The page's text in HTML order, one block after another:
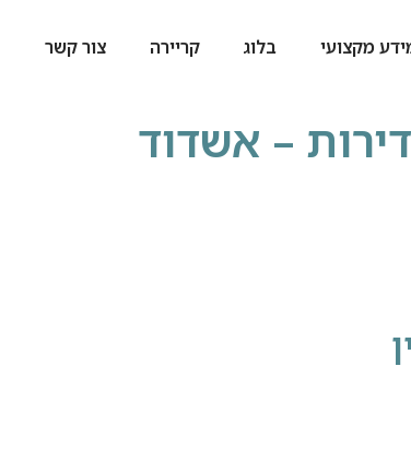
מקצועי בלוג קריירה צור קשר
– אשדוד